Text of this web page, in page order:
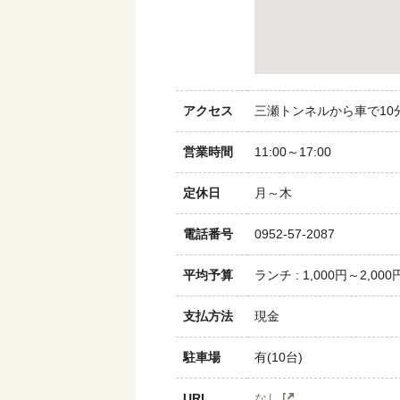
アクセス 三瀬トンネルから車で10
営業時間 11:00～17:00
定休日 月～木
電話番号 0952-57-2087
平均予算 ランチ : 1,000円～2,000
支払方法 現金
駐車場 有(10台)